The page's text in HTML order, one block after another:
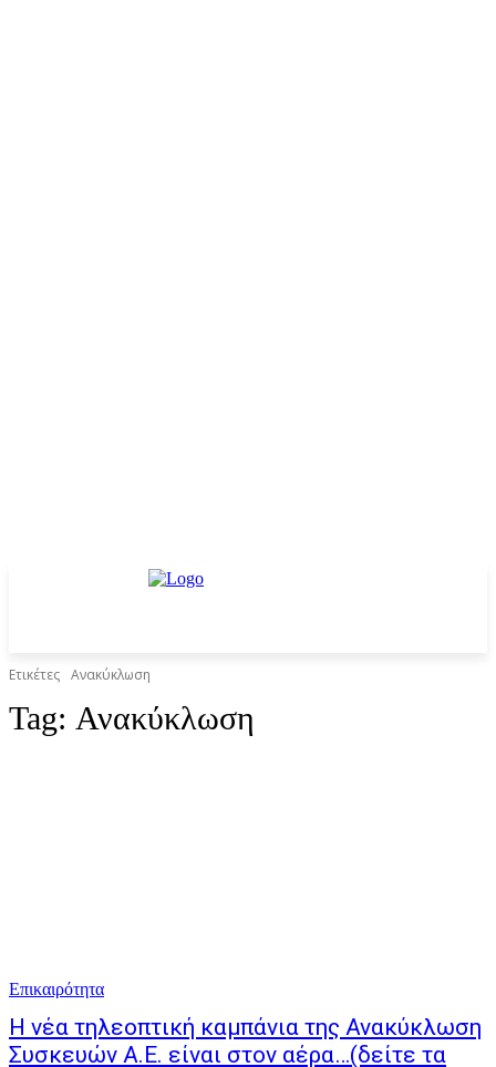
Ετικέτες Ανακύκλωση
Tag: Ανακύκλωση
Επικαιρότητα
H νέα τηλεοπτική καμπάνια της Ανακύκλωση
Συσκευών Α.Ε. είναι στον αέρα…(δείτε τα